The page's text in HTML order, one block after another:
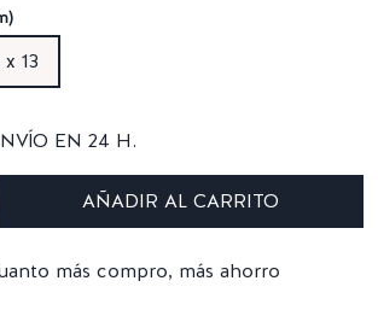
13
EN 24 H.
AÑADIR AL CARRITO
más compro, más ahorro